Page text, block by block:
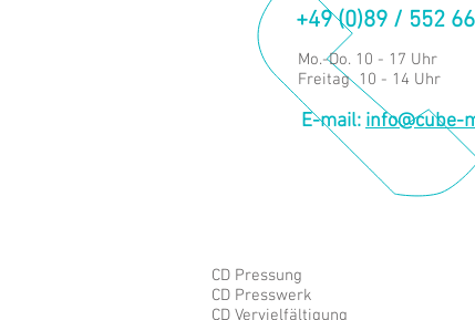
+49 (0)89 / 552
Mo.-Do. 10 - 17 Uhr
Freitag 10 - 14 Uhr
E-mail: info@cube-
CD Pressung
CD Presswerk
CD Vervielfältigung